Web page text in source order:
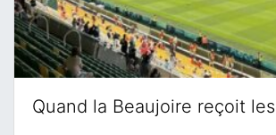
Quand la Beaujoire reçoit